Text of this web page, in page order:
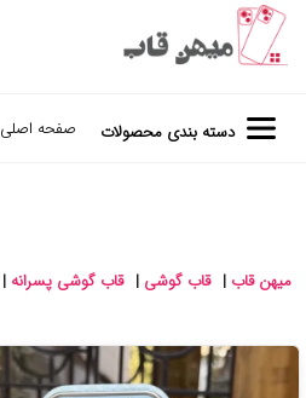
دسته بندی محصولات صفحه اصلی
میهن قاب | قاب گوشی | قاب گوشی پسرانه |